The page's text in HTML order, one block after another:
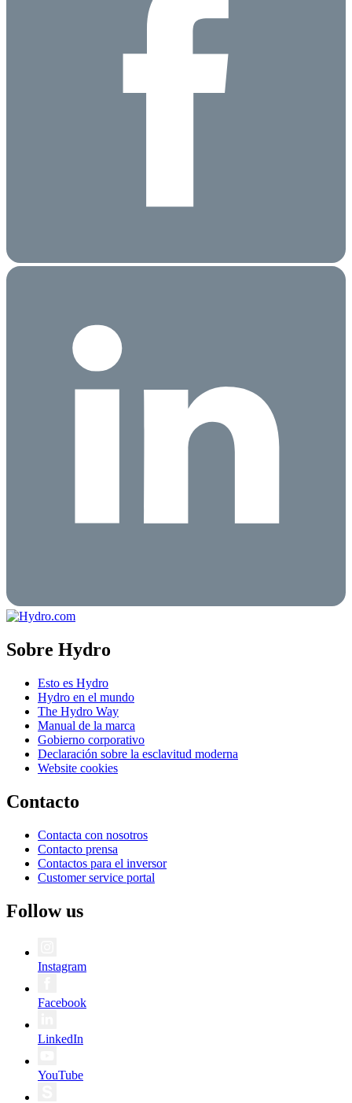
Sobre Hydro
Esto es Hydro
Hydro en el mundo
The Hydro Way
Manual de la marca
Gobierno corporativo
Declaración sobre la esclavitud moderna
Website cookies
Contacto
Contacta con nosotros
Contacto prensa
Contactos para el inversor
Customer service portal
Follow us
Instagram
Facebook
LinkedIn
YouTube